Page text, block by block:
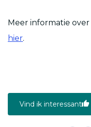
Meer informatie
hier.
Vind ik interessant